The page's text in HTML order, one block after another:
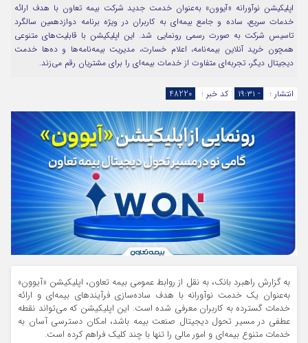
اپلیکیشن نوآورانه «آیوون» به‌عنوان خدمت جدید شرکت بیمه تعاون با هدف ارائه
خدمات سریع، ساده و جامع بیمه‌ای به کاربران در ویژه‌ برنامه دوازدهمین سالگرد
تاسیس شرکت به صورت رسمی رونمایی شد. این اپلیکیشن با قابلیت‌های متنوعی
همچون خرید آنلاین بیمه‌نامه، اعلام خسارت، مدیریت بیمه‌نامه‌ها و ده‌ها خدمت
دیجیتال دیگر، تجربه‌ای متفاوت از خدمات بیمه‌ای را برای مشتریان رقم می‌زند.
انتشار : - ۱۹:۳۱ کد خبر : 48220
به گزارش راهبرد بانک، به نقل از روابط عمومی بیمه تعاون، اپلیکیشن «آیوون»
به‌عنوان یک خدمت نوآورانه با هدف ساده‌سازی فرآیندهای بیمه‌ای و ارائه
خدمات گسترده به کاربران معرفی شده است. این اپلیکیشن که می‌تواند نقطه
عطفی در مسیر تحول دیجیتال صنعت بیمه باشد، امکان دسترسی آسان به
خدمات متنوع بیمه‌ای و امور مالی را تنها با چند کلیک فراهم کرده است.